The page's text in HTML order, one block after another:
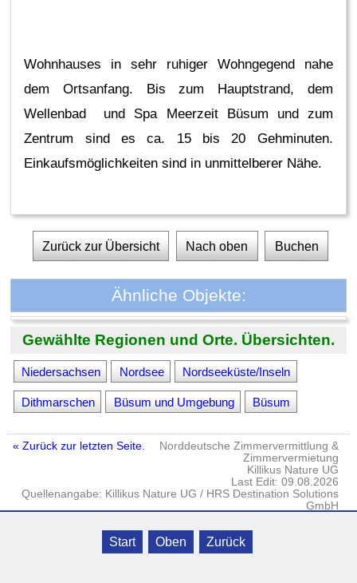
Wohnhauses in sehr ruhiger Wohngegend nahe
dem Ortsanfang. Bis zum Hauptstrand, dem
Wellenbad und Spa Meerzeit Büsum und zum
Zentrum sind es ca. 15 bis 20 Gehminuten.
Einkaufsmöglichkeiten sind in unmittelberer Nähe.
Zurück zur Übersicht Nach oben Buchen
Ähnliche Objekte:
Gewählte Regionen und Orte. Übersichten.
Niedersachsen Nordsee Nordseeküste/Inseln
Dithmarschen Büsum und Umgebung Büsum
« Zurück zur letzten Seite.
Norddeutsche Zimmervermittlung &
Zimmervermietung
Killikus Nature UG
Last Edit: 09.08.2026
Quellenangabe: Killikus Nature UG / HRS Destination Solutions
GmbH
DATENSCHUTZ· © Killikus® Nature UG · Gielow · Fritz-
Reuter-Str. 18
Start Oben Zurück